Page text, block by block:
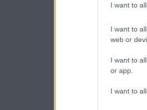
I want to
I want to
web or
I want to
or app.
I want to